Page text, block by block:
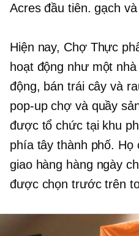
Acres đầu tiên.gạch
Hiện nay, Chợ Thực
hoạt động như một
động, bán trái cây và
pop-upchợ và quầy
được tổ chức tại khu
phía tây thành phố. Họ
giao hàng hàng ngày
được chọn trước trên